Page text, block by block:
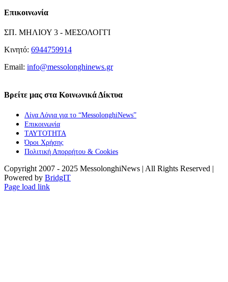
Επικοινωνία
ΣΠ. ΜΗΛΙΟΥ 3 - ΜΕΣΟΛΟΓΓΙ
Κινητό: 6944759914
Email: info@messolonghinews.gr
Βρείτε μας στα Κοινωνικά Δίκτυα
Λίγα Λόγια για το “MessolonghiNews”
Επικοινωνία
ΤΑΥΤΟΤΗΤΑ
Όροι Χρήσης
Πολιτική Απορρήτου & Cookies
Copyright 2007 - 2025 MessolonghiNews | All Rights Reserved |
Powered by BridgIT
YouTube
Facebook
Instagram
Page load link